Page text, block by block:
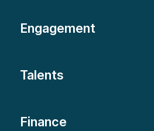
Engagement
Talents
Finance